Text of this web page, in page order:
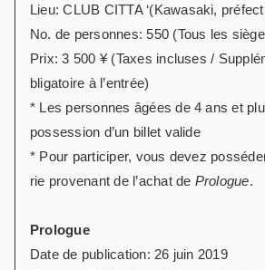
Lieu: CLUB CITTA ‘(Kawasaki,
No. de personnes: 550 (Tous les
Prix: 3 500 ¥ (Taxes incluses /
bligatoire à l’entrée)
* Les personnes âgées de 4 ans et
possession d’un billet valide
* Pour participer, vous devez
rie provenant de l’achat de Prologue.
Prologue
Date de publication: 26 juin 2019